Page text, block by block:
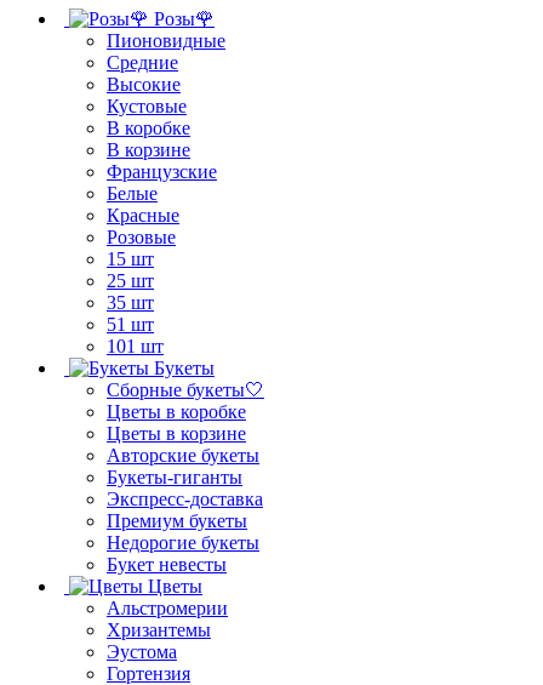
Розы🌹
Пионовидные
Средние
Высокие
Кустовые
В коробке
В корзине
Французские
Белые
Красные
Розовые
15 шт
25 шт
35 шт
51 шт
101 шт
Букеты
Сборные букеты🤍
Цветы в коробке
Цветы в корзине
Авторские букеты
Букеты-гиганты
Экспресс-доставка
Премиум букеты
Недорогие букеты
Букет невесты
Цветы
Альстромерии
Хризантемы
Эустома
Гортензия